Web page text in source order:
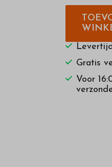
Gratis
Voor